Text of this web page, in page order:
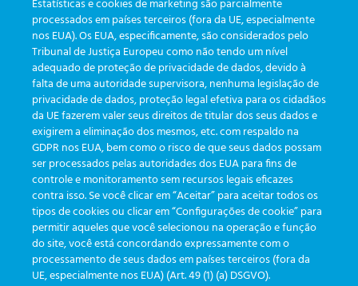
CATEGORIES
Updates(19)
Events (19)
Features(35)
Newsletters(111)
TAGS
Estatísticas e cookies de marketing são parcialmente
processados em países terceiros (fora da UE, especialmente
nos EUA). Os EUA, especificamente, são considerados pelo
Tribunal de Justiça Europeu como não tendo um nível
adequado de proteção de privacidade de dados, devido à
falta de uma autoridade supervisora, nenhuma legislação de
privacidade de dados, proteção legal efetiva para os cidadãos
da UE fazerem valer seus direitos de titular dos seus dados e
exigirem a eliminação dos mesmos, etc. com respaldo na
GDPR nos EUA, bem como o risco de que seus dados possam
ser processados pelas autoridades dos EUA para fins de
controle e monitoramento sem recursos legais eficazes
contra isso. Se você clicar em “Aceitar” para aceitar todos os
tipos de cookies ou clicar em “Configurações de cookie” para
permitir aqueles que você selecionou na operação e função
do site, você está concordando expressamente com o
processamento de seus dados em países terceiros (fora da
UE, especialmente nos EUA) (Art. 49 (1) (a) DSGVO).